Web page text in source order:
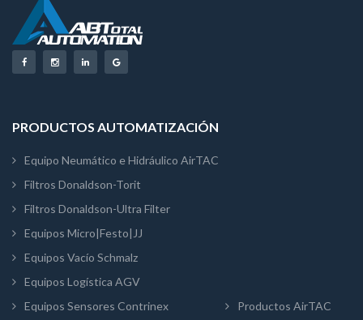
PRODUCTOS AUTOMATIZACIÓN
Equipo Neumático e Hidráulico AirTAC
Filtros Donaldson-Torit
Filtros Donaldson-Ultra Filter
Equipos Micro|Festo|JJ
Equipos Vacío Schmalz
Equipos Logística AGV
Equipos Sensores Contrinex
Productos AirTAC